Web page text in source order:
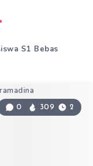
S1 Bebas
0 309 2